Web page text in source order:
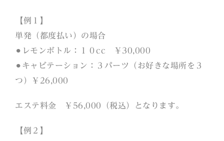
【例１】
単発（都度払い）の場合
⚫︎レモンボトル：１０cc ￥30,000
⚫︎キャビテーション：３パーツ（お好きな場所を３
つ）￥26,000
エステ料金 ￥56,000（税込）となります。
【例２】